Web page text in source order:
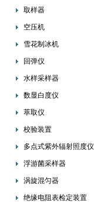
取样器
空压机
雪花制冰机
回弹仪
水样采样器
数显白度仪
萃取仪
校验装置
多点式紫外辐射照度仪
浮游菌采样器
涡旋混匀器
绝缘电阻表检定装置